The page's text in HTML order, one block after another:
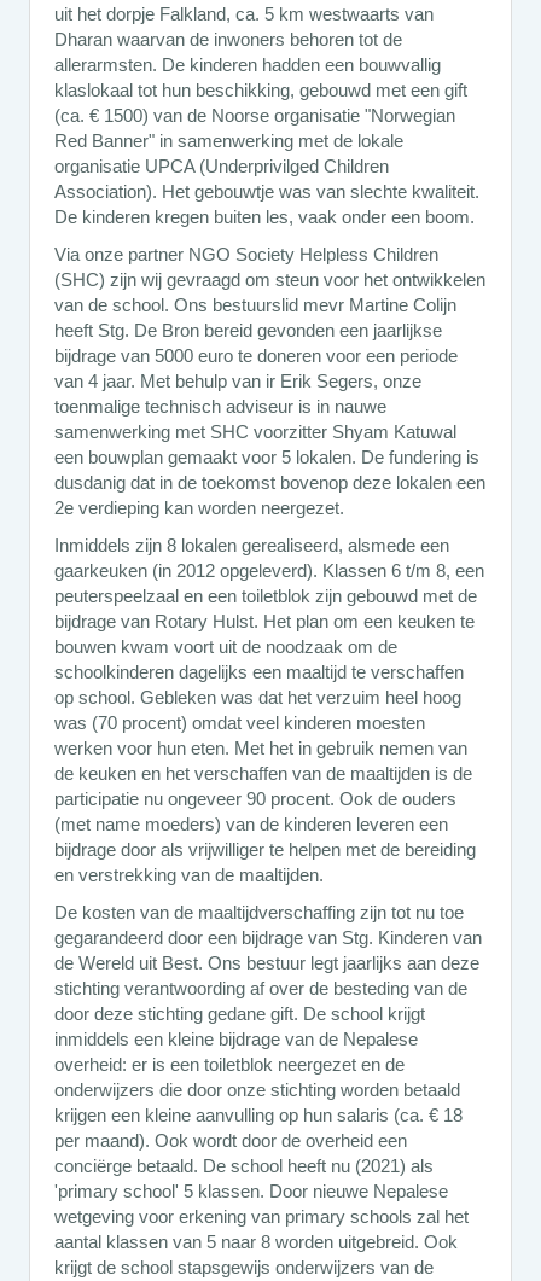
uit het dorpje Falkland, ca. 5 km westwaarts van
Dharan waarvan de inwoners behoren tot de
allerarmsten. De kinderen hadden een bouwvallig
klaslokaal tot hun beschikking, gebouwd met een gift
(ca. € 1500) van de Noorse organisatie "Norwegian
Red Banner" in samenwerking met de lokale
organisatie UPCA (Underprivilged Children
Association). Het gebouwtje was van slechte kwaliteit.
De kinderen kregen buiten les, vaak onder een boom.
Via onze partner NGO Society Helpless Children
(SHC) zijn wij gevraagd om steun voor het ontwikkelen
van de school. Ons bestuurslid mevr Martine Colijn
heeft Stg. De Bron bereid gevonden een jaarlijkse
bijdrage van 5000 euro te doneren voor een periode
van 4 jaar. Met behulp van ir Erik Segers, onze
toenmalige technisch adviseur is in nauwe
samenwerking met SHC voorzitter Shyam Katuwal
een bouwplan gemaakt voor 5 lokalen. De fundering is
dusdanig dat in de toekomst bovenop deze lokalen een
2e verdieping kan worden neergezet.
Inmiddels zijn 8 lokalen gerealiseerd, alsmede een
gaarkeuken (in 2012 opgeleverd). Klassen 6 t/m 8, een
peuterspeelzaal en een toiletblok zijn gebouwd met de
bijdrage van Rotary Hulst. Het plan om een keuken te
bouwen kwam voort uit de noodzaak om de
schoolkinderen dagelijks een maaltijd te verschaffen
op school. Gebleken was dat het verzuim heel hoog
was (70 procent) omdat veel kinderen moesten
werken voor hun eten. Met het in gebruik nemen van
de keuken en het verschaffen van de maaltijden is de
participatie nu ongeveer 90 procent. Ook de ouders
(met name moeders) van de kinderen leveren een
bijdrage door als vrijwilliger te helpen met de bereiding
en verstrekking van de maaltijden.
De kosten van de maaltijdverschaffing zijn tot nu toe
gegarandeerd door een bijdrage van Stg. Kinderen van
de Wereld uit Best. Ons bestuur legt jaarlijks aan deze
stichting verantwoording af over de besteding van de
door deze stichting gedane gift. De school krijgt
inmiddels een kleine bijdrage van de Nepalese
overheid: er is een toiletblok neergezet en de
onderwijzers die door onze stichting worden betaald
krijgen een kleine aanvulling op hun salaris (ca. € 18
per maand). Ook wordt door de overheid een
conciërge betaald. De school heeft nu (2021) als
'primary school' 5 klassen. Door nieuwe Nepalese
wetgeving voor erkening van primary schools zal het
aantal klassen van 5 naar 8 worden uitgebreid. Ook
krijgt de school stapsgewijs onderwijzers van de